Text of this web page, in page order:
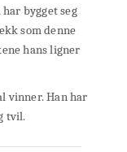
bygget seg
som denne
hans ligner
vinner. Han har
tvil.